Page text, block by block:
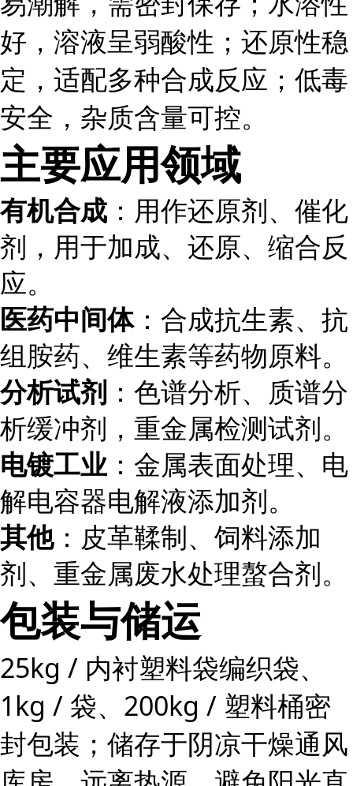
好，溶液呈弱酸性；还原性稳
定，适配多种合成反应；低毒
安全，杂质含量可控。
主要应用领域
有机合成 ：用作还原剂、催化
剂，用于加成、还原、缩合反
应。
医药中间体：合成抗生素、抗
组胺药、维生素等药物原料。
分析试剂 ：色谱分析、质谱分
析缓冲剂，重金属检测试剂。
电镀工业 ：金属表面处理、电
解电容器电解液添加剂。
其他：皮革鞣制、饲料添加
剂、重金属废水处理螯合剂。
包装与储运
25kg / 内衬塑料袋编织袋、
1kg / 袋、200kg / 塑料桶密
封包装；储存于阴凉干燥通风